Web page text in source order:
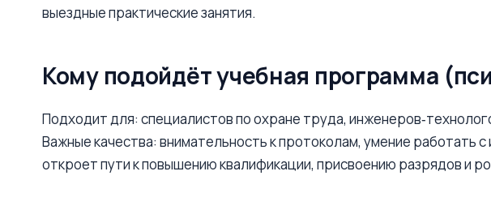
выездные практические занятия.
Кому подойдёт учебная программа
Подходит для: специалистов по охране труда,
Важные качества: внимательность к протоколам, умение работать
откроет пути к повышению квалификации, присвоению разрядов и